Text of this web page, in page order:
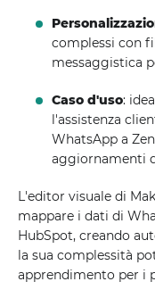
complessi con
messaggistica
Caso d'uso:
l'assistenza
WhatsApp a
aggiornamenti
L'editor visuale di
mappare i dati di
HubSpot, creando
la sua complessità
apprendimento per i